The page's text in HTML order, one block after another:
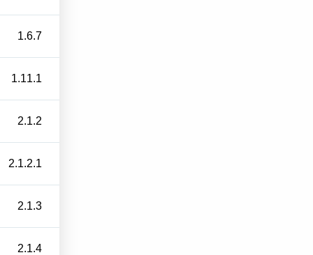
1.6.7
1.11.1
2.1.2
2.1.2.1
2.1.3
2.1.4